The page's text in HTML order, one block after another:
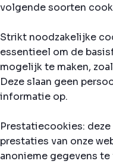
volgende soorten
Strikt noodzakelijke
essentieel om de
mogelijk te maken,
Deze slaan geen
informatie op.
Prestatiecookies:
prestaties van onze
anonieme gegevens te